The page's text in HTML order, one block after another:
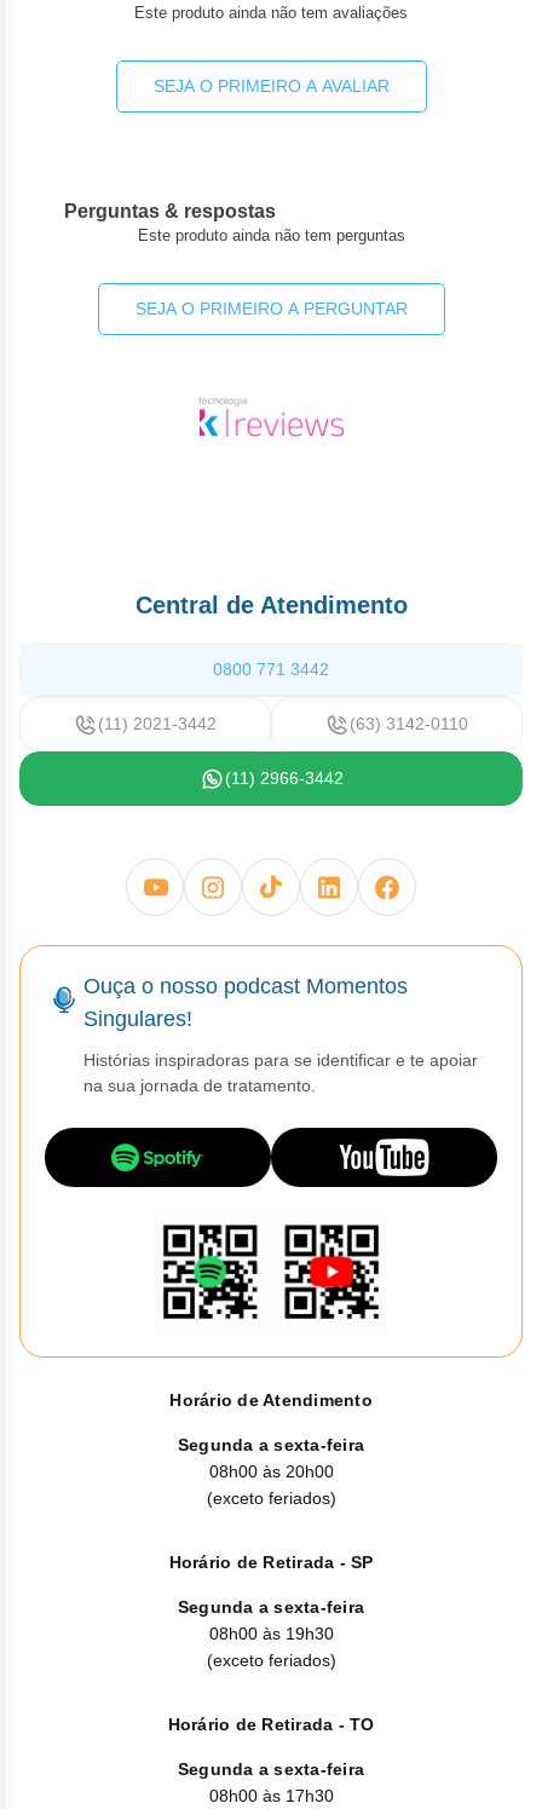
Este produto ainda não tem avaliações
SEJA O PRIMEIRO A AVALIAR
Perguntas & respostas
Este produto ainda não tem perguntas
SEJA O PRIMEIRO A PERGUNTAR
Central de Atendimento
0800 771 3442
(11) 2021-3442 (63) 3142-0110
(11) 2966-3442
Ouça o nosso podcast Momentos
Singulares!
Histórias inspiradoras para se identificar e te apoiar
na sua jornada de tratamento.
Horário de Atendimento
Segunda a sexta-feira
08h00 às 20h00
(exceto feriados)
Horário de Retirada - SP
Segunda a sexta-feira
08h00 às 19h30
(exceto feriados)
Horário de Retirada - TO
Segunda a sexta-feira
08h00 às 17h30